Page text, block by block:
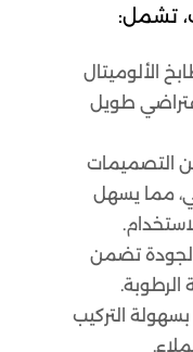
تشمل:
الألوميتال
طويل
التصميمات
مما يسهل
تضمن
الرطوبة.
التركيب